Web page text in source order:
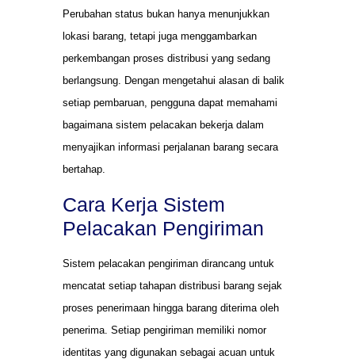
Perubahan status bukan hanya menunjukkan
lokasi barang, tetapi juga menggambarkan
perkembangan proses distribusi yang sedang
berlangsung. Dengan mengetahui alasan di balik
setiap pembaruan, pengguna dapat memahami
bagaimana sistem pelacakan bekerja dalam
menyajikan informasi perjalanan barang secara
bertahap.
Cara Kerja Sistem
Pelacakan Pengiriman
Sistem pelacakan pengiriman dirancang untuk
mencatat setiap tahapan distribusi barang sejak
proses penerimaan hingga barang diterima oleh
penerima. Setiap pengiriman memiliki nomor
identitas yang digunakan sebagai acuan untuk